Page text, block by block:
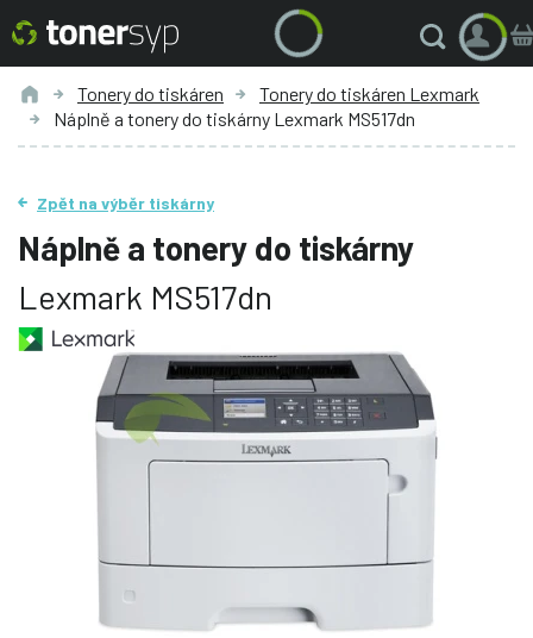
Tonery do tiskáren
Tonery do tiskáren Lexmark
Náplně a tonery do tiskárny Lexmark MS517dn
Zpět na výběr tiskárny
Náplně a tonery do tiskárny
Lexmark MS517dn